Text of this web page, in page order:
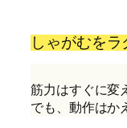
しゃがむをラ
筋力はすぐに変
でも、動作はか